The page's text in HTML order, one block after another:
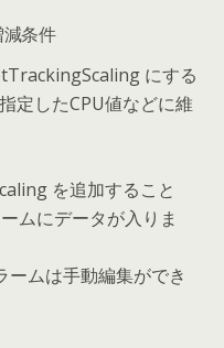
条件
にする
定したCPU値などに維
を追加すること
ムにデータが入りま
ムは手動編集ができ